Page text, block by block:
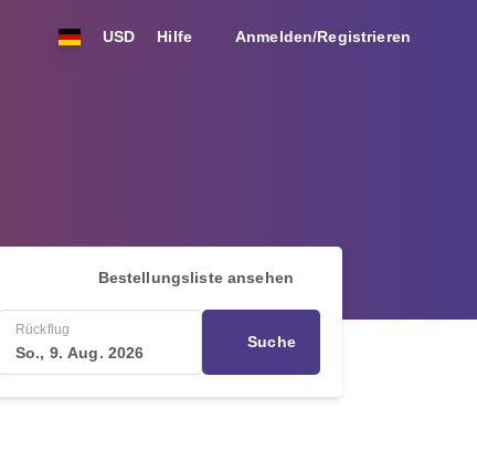
USD Hilfe Anmelden/Registrieren
Bestellungsliste ansehen
Rückflug
So., 9. Aug. 2026
Suche